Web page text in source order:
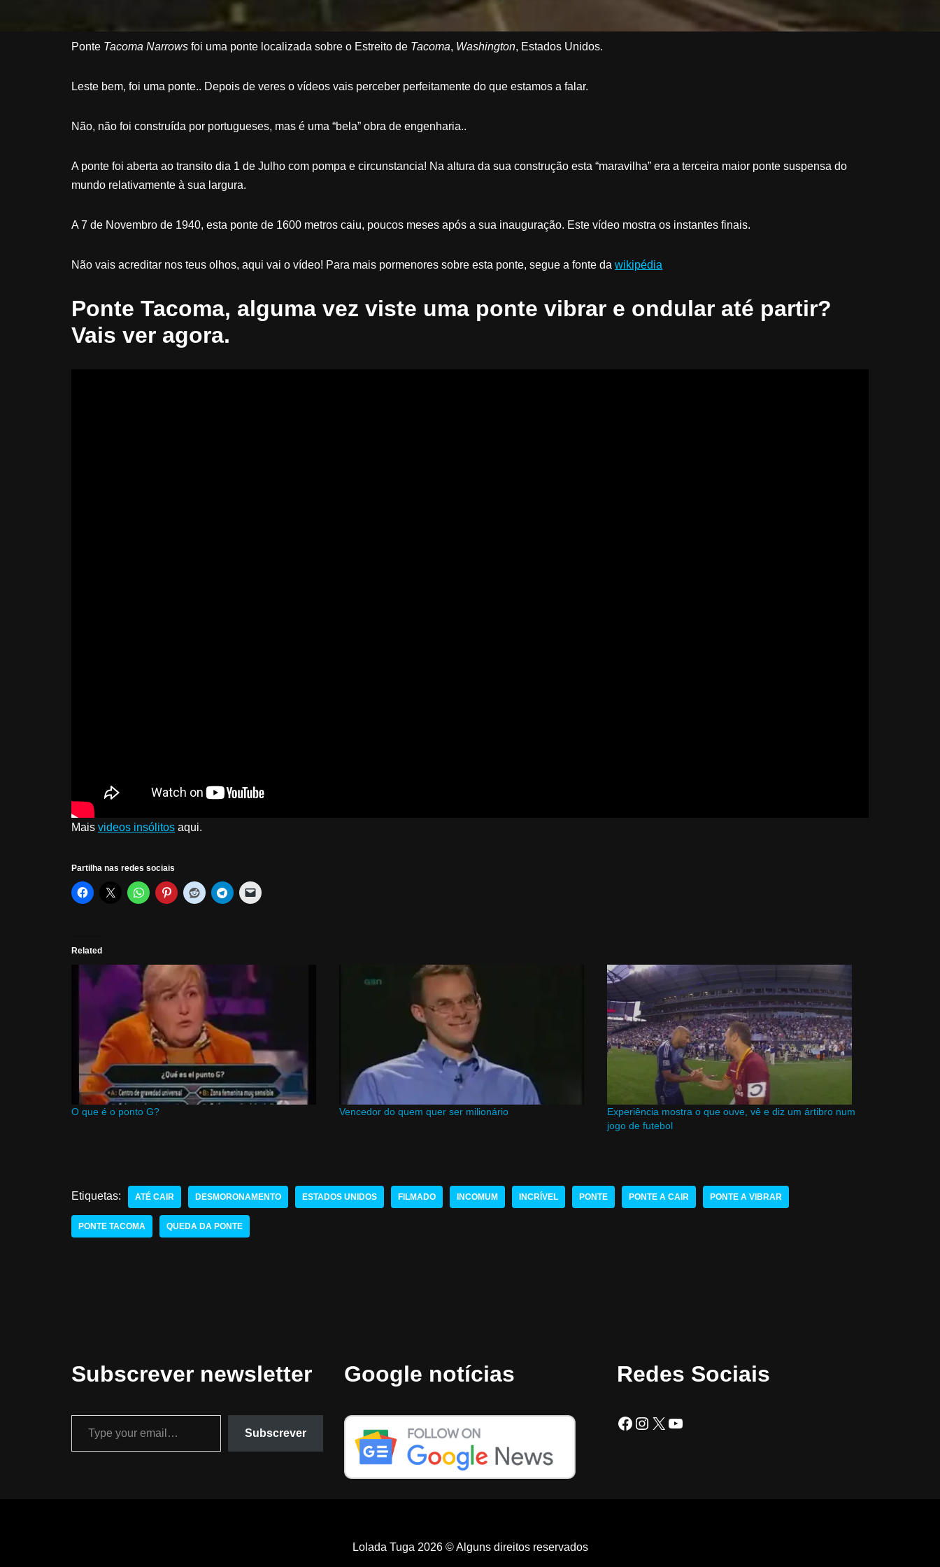
Ponte Tacoma Narrows foi uma ponte localizada sobre o Estreito de Tacoma, Washington, Estados Unidos.
Leste bem, foi uma ponte.. Depois de veres o vídeos vais perceber perfeitamente do que estamos a falar.
Não, não foi construída por portugueses, mas é uma “bela” obra de engenharia..
A ponte foi aberta ao transito dia 1 de Julho com pompa e circunstancia! Na altura da sua construção esta “maravilha” era a terceira maior ponte suspensa do
mundo relativamente à sua largura.
A 7 de Novembro de 1940, esta ponte de 1600 metros caiu, poucos meses após a sua inauguração. Este vídeo mostra os instantes finais.
Não vais acreditar nos teus olhos, aqui vai o vídeo! Para mais pormenores sobre esta ponte, segue a fonte da wikipédia
Ponte Tacoma, alguma vez viste uma ponte vibrar e ondular até partir?
Vais ver agora.
Mais videos insólitos aqui.
Partilha nas redes sociais
Related
O que é o ponto G? Vencedor do quem quer ser milionário
Experiência mostra o que ouve, vê e diz um ártibro num
jogo de futebol
Etiquetas: ATÉ CAIR DESMORONAMENTO ESTADOS UNIDOS FILMADO INCOMUM INCRÍVEL PONTE PONTE A CAIR PONTE A VIBRAR
PONTE TACOMA QUEDA DA PONTE
Subscrever newsletter
Subscrever
Google notícias Redes Sociais
Lolada Tuga 2026 © Alguns direitos reservados